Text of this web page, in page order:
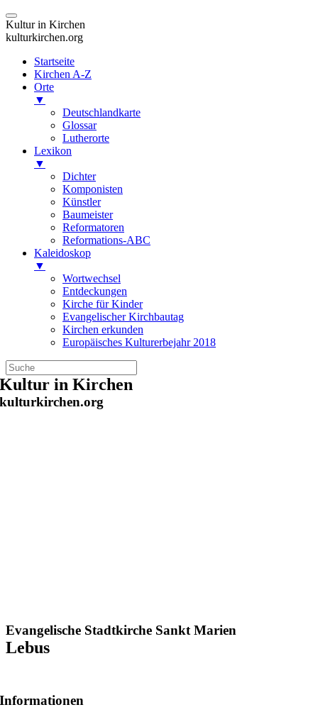
Kultur in Kirchen
kulturkirchen.org
Startseite
Kirchen A-Z
Orte
▼
Deutschlandkarte
Glossar
Lutherorte
Lexikon
▼
Dichter
Komponisten
Künstler
Baumeister
Reformatoren
Reformations-ABC
Kaleidoskop
▼
Wortwechsel
Entdeckungen
Kirche für Kinder
Evangelischer Kirchbautag
Kirchen erkunden
Europäisches Kulturerbejahr 2018
Zum
Inhalt
springen
Kultur in Kirchen
kulturkirchen.org
Evangelische Stadtkirche Sankt Marien
Lebus
Informationen